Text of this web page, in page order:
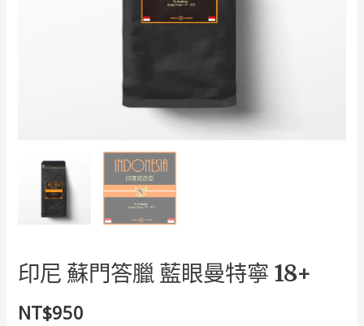
印尼 蘇門答臘 藍眼曼特寧 18+
NT$950